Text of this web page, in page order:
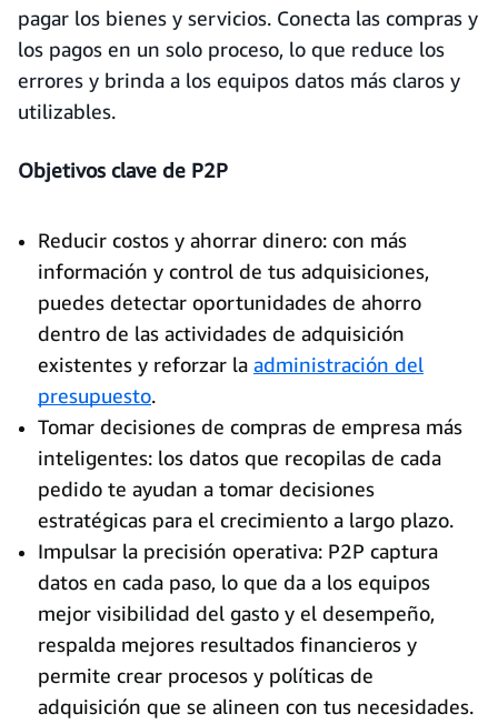
pagar los bienes y servicios. Conecta las compras y
los pagos en un solo proceso, lo que reduce los
errores y brinda a los equipos datos más claros y
utilizables.
Objetivos clave de P2P
Reducir costos y ahorrar dinero: con más
información y control de tus adquisiciones,
puedes detectar oportunidades de ahorro
dentro de las actividades de adquisición
existentes y reforzar la administración del
presupuesto.
Tomar decisiones de compras de empresa más
inteligentes: los datos que recopilas de cada
pedido te ayudan a tomar decisiones
estratégicas para el crecimiento a largo plazo.
Impulsar la precisión operativa: P2P captura
datos en cada paso, lo que da a los equipos
mejor visibilidad del gasto y el desempeño,
respalda mejores resultados financieros y
permite crear procesos y políticas de
adquisición que se alineen con tus necesidades.